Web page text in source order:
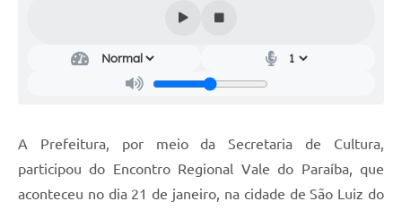
Cemitérios
Projetos
A Prefeitura, por meio da Secretaria de Cultura,
participou do Encontro Regional Vale do Paraíba, que
aconteceu no dia 21 de janeiro, na cidade de São Luiz do